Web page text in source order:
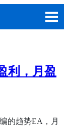
利，月盈
的趋势EA，月